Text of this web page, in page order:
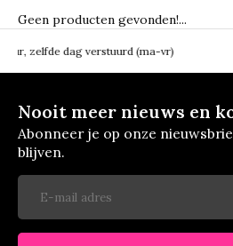
Geen producten gevonden!...
dag verstuurd (ma-vr)
Nooit meer nieuws en
Abonneer je op onze
blijven.